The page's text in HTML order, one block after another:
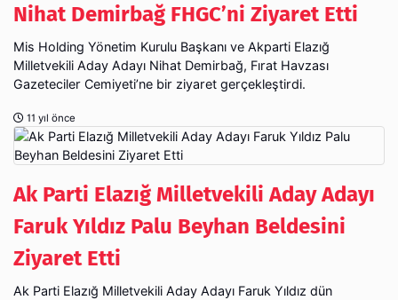
Nihat Demirbağ FHGC’ni Ziyaret Etti
Mis Holding Yönetim Kurulu Başkanı ve Akparti Elazığ
Milletvekili Aday Adayı Nihat Demirbağ, Fırat Havzası
Gazeteciler Cemiyeti’ne bir ziyaret gerçekleştirdi.
11 yıl önce
Ak Parti Elazığ Milletvekili Aday Adayı
Faruk Yıldız Palu Beyhan Beldesini
Ak Parti Elazığ Milletvekili Aday Adayı Faruk Yıldız dün